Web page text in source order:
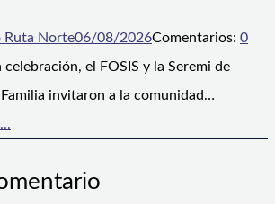
Ruta Norte06/08/2026Comentarios: 0
celebración, el FOSIS y la Seremi de
invitaron a la comunidad…